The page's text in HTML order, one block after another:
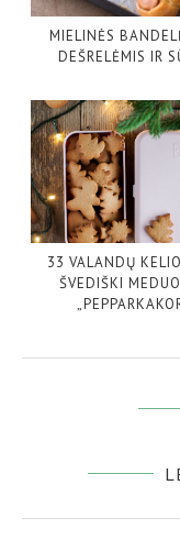
MIELINĖS
DEŠRELĖMIS IR
33 VALANDŲ
ŠVEDIŠKI